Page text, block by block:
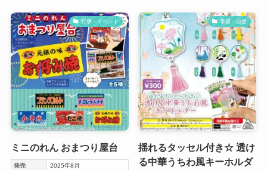
行事・イベント
ミニのれん おまつり屋台
発売
2025年8月
季節・自然
揺れるタッセル付き☆ 透け
る中華うちわ風キーホルダ